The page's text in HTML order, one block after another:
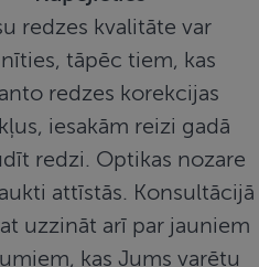
redzes kvalitāte var
tāpēc tiem, kas
redzes korekcijas
iesakām reizi gadā
redzi. Optikas nozare
attīstās. Konsultācijā
uzzināt arī par jauniem
kas Jums varētu
ilgāk kā divus
lai atcerētos
Tas ir
reklāmkarogs